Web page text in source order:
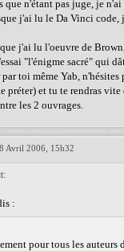
que n'étant pas juge, je
j'ai lu le Da Vinci code,
j'ai lu l'oeuvre de
"l'énigme sacré" qui
toi même Yab, n'hésites
préter) et tu te rendras vite
les 2 ouvrages.
Avril 2006, 15h32
:
pour tous les auteurs